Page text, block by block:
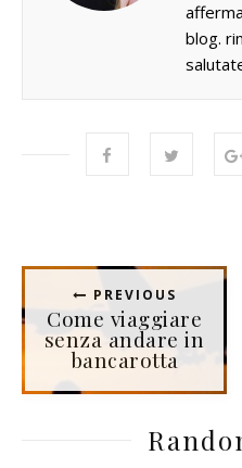
blog.
PREVIOUS
Come viaggiare
senza andare in
bancarotta